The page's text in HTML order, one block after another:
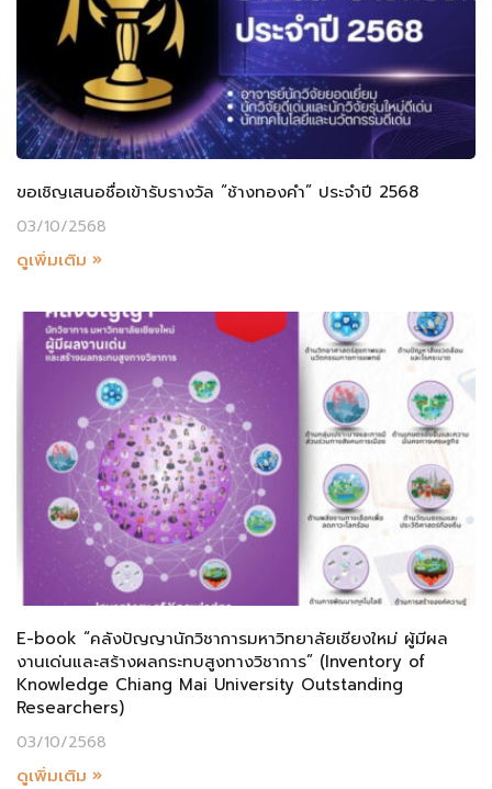
ขอเชิญเสนอชื่อเข้ารับรางวัล “ช้างทองคำ” ประจำปี 2568
03/10/2568
ดูเพิ่มเติม »
E-book “คลังปัญญานักวิชาการมหาวิทยาลัยเชียงใหม่ ผู้มีผล
งานเด่นและสร้างผลกระทบสูงทางวิชาการ” (Inventory of
Knowledge Chiang Mai University Outstanding
Researchers)
03/10/2568
ดูเพิ่มเติม »